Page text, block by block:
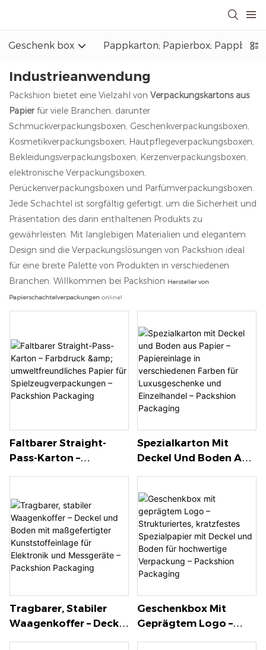
Geschenk box Pappkarton; Papierbox; Pappbox
Industrieanwendung
Packshion bietet eine Vielzahl von Verpackungskartons aus
Papier für viele Branchen, darunter
Schmuckverpackungsboxen, Geschenkverpackungsboxen,
Kosmetikverpackungsboxen, Hautpflegeverpackungsboxen,
Bekleidungsverpackungsboxen, Kerzenverpackungsboxen,
elektronische Verpackungsboxen,
Perückenverpackungsboxen und Parfümverpackungsboxen.
Jede Schachtel ist sorgfältig gefertigt, um die Sicherheit und
Präsentation des darin enthaltenen Produkts zu
gewährleisten. Mit langlebigen Materialien und elegantem
Design sind die Verpackungslösungen von Packshion ideal
für eine breite Palette von Produkten in verschiedenen
Branchen. Willkommen bei Packshion Hersteller von
Papierschachtelverpackungen online!
Faltbarer Straight-
Pass-Karton –
Papier Für
Spielzeugverpackunge
N – Packshion
Packaging
Spezialkarton Mit
Deckel Und Boden Aus
Farben Für
Luxusgeschenke Und
Einzelhandel –
Packshion Packaging
Tragbarer, Stabiler
Waagenkoffer – Deckel
Geschenkbox Mit
Geprägtem Logo –